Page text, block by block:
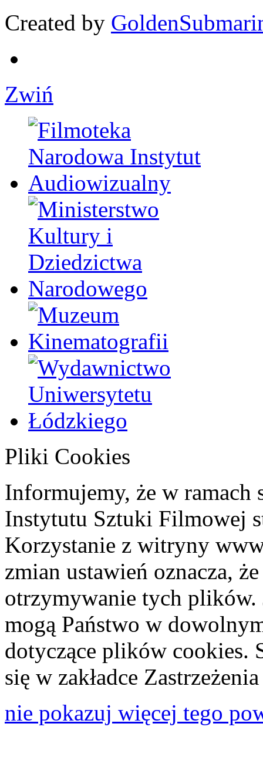
Created by
Zwiń
Pliki Cookies
Informujemy, że w ramach
Instytutu Sztuki Filmowej
Korzystanie z witryny
zmian ustawień oznacza,
otrzymywanie tych plików.
mogą Państwo w
dotyczące plików cookies.
się w zakładce
nie pokazuj więcej tego